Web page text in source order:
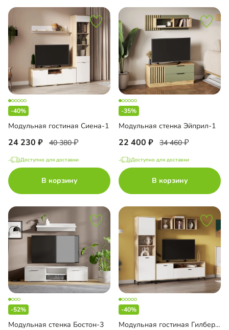
-40%
Модульная гостиная Сиена-1
24 230 40 380
Доступно для доставки
В корзину
-35%
Модульная стенка Эйприл-1
22 400 34 460
Доступно для доставки
В корзину
-52%
Модульная стенка Бостон-3
-40%
Модульная гостиная Гилберт-1